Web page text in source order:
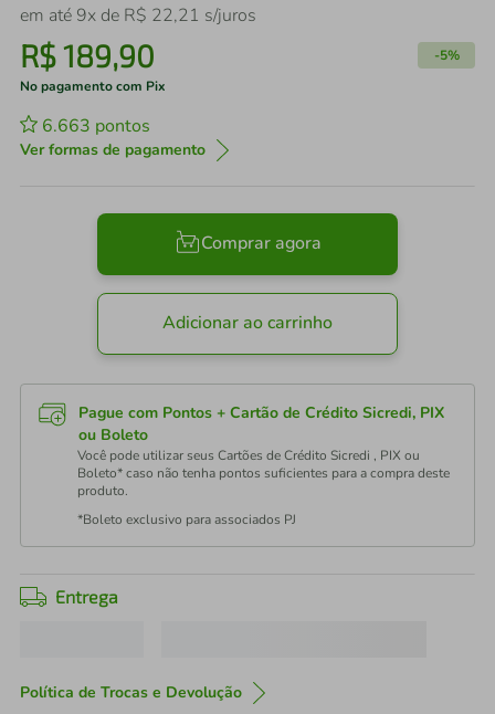
em até 9x de R$ 22,21 s/juros
R$189,90 -5%
No pagamento com Pix
6.663 pontos
Ver formas de pagamento
Comprar agora
Adicionar ao carrinho
Pague com Pontos + Cartão de Crédito Sicredi, PIX
ou Boleto
Você pode utilizar seus Cartões de Crédito Sicredi , PIX ou
Boleto* caso não tenha pontos suficientes para a compra deste
produto.
*Boleto exclusivo para associados PJ
Entrega
Política de Trocas e Devolução